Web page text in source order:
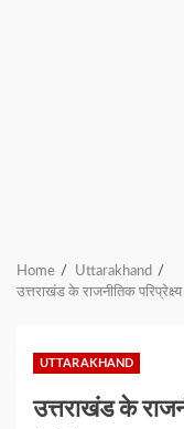
Home
Uttarakhand
उत्तराखंड के राजनीतिक
UTTARAKHAND
उत्तराखंड के